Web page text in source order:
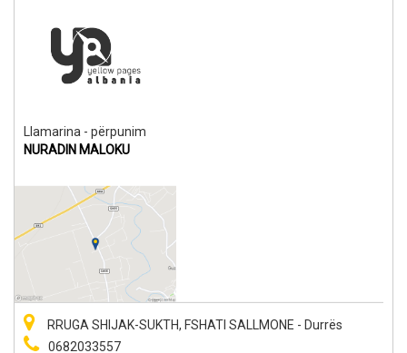
Llamarina - përpunim
NURADIN MALOKU
RRUGA SHIJAK-SUKTH, FSHATI SALLMONE - Durrës
0682033557